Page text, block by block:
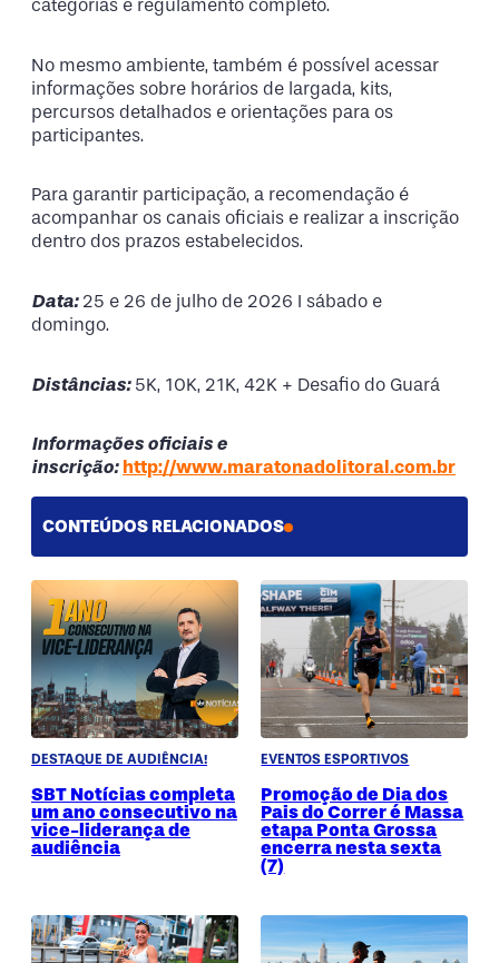
categorias e regulamento completo.
No mesmo ambiente, também é possível acessar
informações sobre horários de largada, kits,
percursos detalhados e orientações para os
participantes.
Para garantir participação, a recomendação é
acompanhar os canais oficiais e realizar a inscrição
dentro dos prazos estabelecidos.
Data:25 e 26 de julho de 2026 I sábado e
domingo.
Distâncias:5K, 10K, 21K, 42K + Desafio do Guará
Informações oficiais e
inscrição: http://www.maratonadolitoral.com.br
CONTEÚDOS RELACIONADOS
DESTAQUE DE AUDIÊNCIA!
SBT Notícias completa
um ano consecutivo na
vice-liderança de
audiência
EVENTOS ESPORTIVOS
Promoção de Dia dos
Pais do Correr é Massa
etapa Ponta Grossa
encerra nesta sexta
(7)